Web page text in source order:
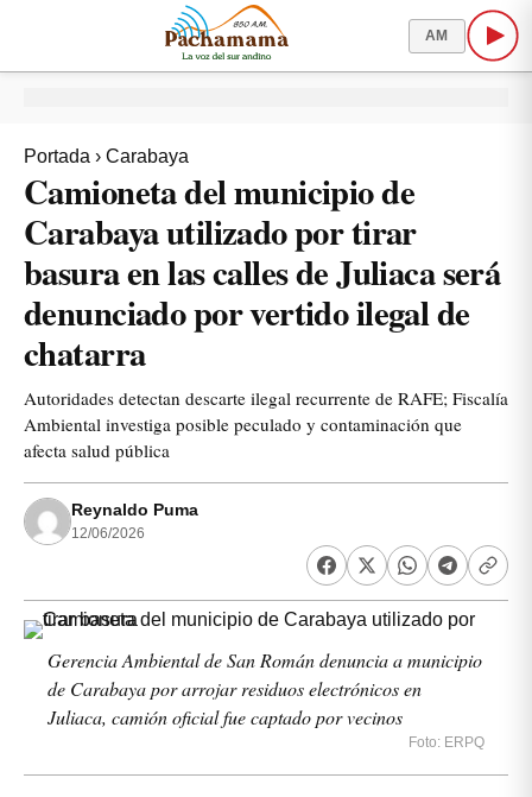
AM
Portada › Carabaya
Camioneta del municipio de
Carabaya utilizado por tirar
basura en las calles de Juliaca será
denunciado por vertido ilegal de
chatarra
Autoridades detectan descarte ilegal recurrente de RAFE; Fiscalía
Ambiental investiga posible peculado y contaminación que
afecta salud pública
Reynaldo Puma
12/06/2026
Gerencia Ambiental de San Román denuncia a municipio
de Carabaya por arrojar residuos electrónicos en
Juliaca, camión oficial fue captado por vecinos
Foto: ERPQ